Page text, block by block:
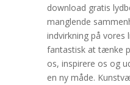
download gratis
manglende
indvirkning på vores
fantastisk at tænke
os, inspirere os og
en ny måde.